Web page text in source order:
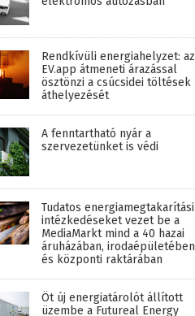
Rendkívüli energiahelyzet: az
EV.app átmeneti árazással
ösztönzi a csúcsidei töltések
áthelyezését
A fenntartható nyár a
szervezetünket is védi
Tudatos energiamegtakarítási
intézkedéseket vezet be a
MediaMarkt mind a 40 hazai
áruházában, irodaépületében
és központi raktárában
Öt új energiatárolót állított
üzembe a Futureal Energy